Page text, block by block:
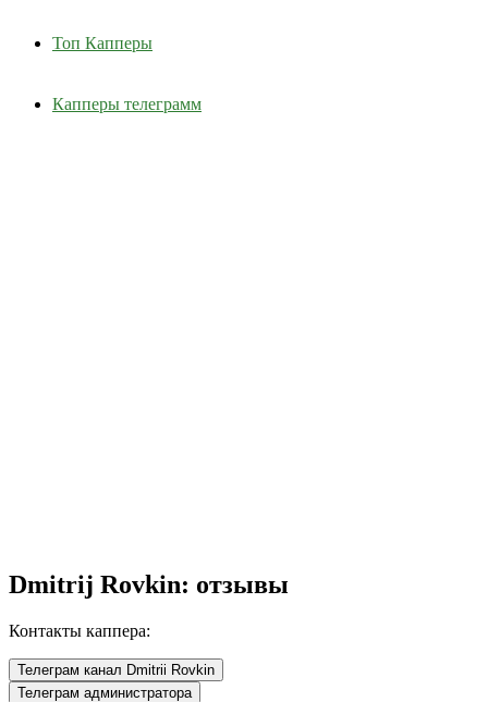
Топ Капперы
Капперы телеграмм
Dmitrij Rovkin: отзывы
Контакты каппера:
Телеграм канал Dmitrii Rovkin
Телеграм администратора